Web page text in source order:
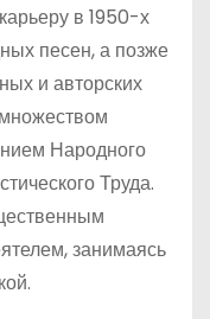
в 1950-х
песен, а позже
и авторских
Народного
Труда.
занимаясь